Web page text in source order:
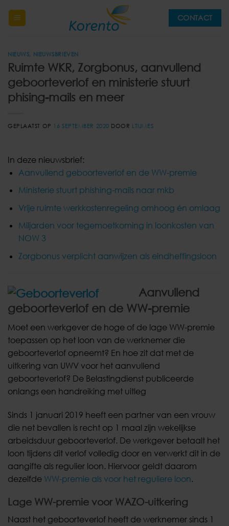
naar
CONTACT
NIEUWS NIEUWSBRIEVEN
Ruimte WKR, Zorgbonus, aanvullend
geboorteverlof en ministerie stuurt
phising-mails en meer
GEPLAATST OP 16 SEPTEMBER 2020 DOOR LTIJMES
In deze nieuwsbrief:
Aanvullend geboorteverlof en de WW-premie
Ministerie stuurt phishing-mails naar mkb
Vrije ruimte werkkostenregeling omhoog én omlaag
Miljarden voor tegemoetkoming in loonkosten van
NOW 3
Zorgbonus verplicht aanwijzen als eindheffingsloon
Aanvullend
geboorteverlof en de WW-premie
Moet een werkgever de hoge of de lage WW-premie
toepassen op het loon van de werknemer die
geboorteverlof opneemt? En hoe zit dat met de
uitkering van UWV voor het aanvullend
geboorteverlof? De Belastingdienst publiceerde
onlangs een handreiking met uitleg
Sinds 1 januari 2019 heeft een partner van een vrouw
die net bevallen is recht op 1 maal zijn wekelijkse
arbeidsduur geboorteverlof. De werkgever betaalt het
loon tijdens dit verlof volledig door en verwerkt dit in de
aangifte als regulier loon. Hiervoor geldt daarom
dezelfde WW-premie als voor het reguliere loon.
Lage WW-premie voor WAZO-uitkering
Naast het geboorteverlof heeft de werknemer sinds 1